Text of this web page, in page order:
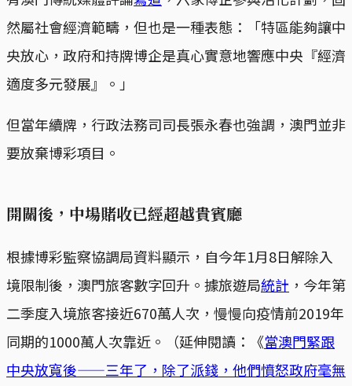
然屬社會經濟範疇，但也是一種表態：「特區能夠讓中
央放心，政府和持牌博企是真心實意地響應中央『經濟
適度多元發展』。」
但當年續牌，行政法務司司長張永春也強調，澳門並非
要放棄博彩項目。
開關後，中場賭收已經超越貴賓廳
根據博彩監察協調局資料顯示，自今年1月8日解除入
境限制後，澳門旅客數字回升。據旅遊局統計 ，今年第
二季度入境旅客接近670萬人次，慢慢向疫情前2019年
同期的1000萬人次靠近。（延伸閱讀：《當澳門緊跟
中央放寬後——三年了，除了派錢，他們憤怒政府毫無